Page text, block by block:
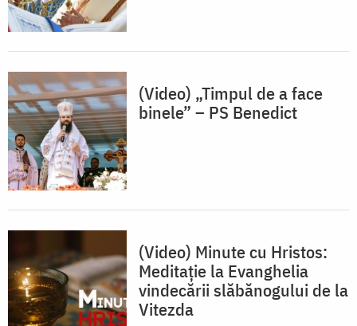
(Video) „Timpul de a face
binele” – PS Benedict
(Video) Minute cu Hristos:
Meditație la Evanghelia
vindecării slăbănogului de la
Vitezda